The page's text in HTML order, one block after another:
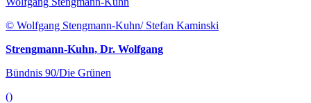
© Wolfgang Stengmann-Kuhn/ Stefan Kaminski
Strengmann-Kuhn, Dr. Wolfgang
Bündnis 90/Die Grünen
()